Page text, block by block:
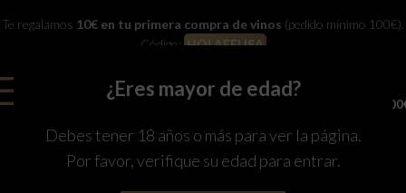
¿Eres mayor de edad?
Debes tener 18 años o más para ver la página.
Por favor, verifique su edad para entrar.
Te regalamos 10€ en tu primera compra de vinos (pedido mínimo 100€).
Código: HOLAFELISA
0,00